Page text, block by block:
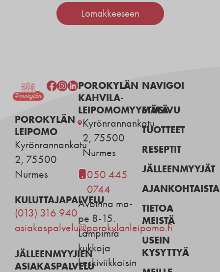
Lomakkeeseen
POROKYLÄN
LEIPOMO
Kyrönrannankatu
2, 75500
Nurmes
KULUTTAJAPALVELU
(013) 316 940
asiakaspalvelu@porokylanleipomo.fi
JÄLLEENMYYJIEN
ASIAKASPALVELU
POROKYLÄN
KAHVILA-
LEIPOMOMYYMÄLÄ
Kyrönrannankatu
2, 75500
Nurmes
050 445
0744
Avoinna ma-
pe 8-15.
Lämpimiä
kukkoja
keskiviikkoisin
NAVIGOI
ETUSIVU
TUOTTEET
RESEPTIT
JÄLLEENMYYJÄT
AJANKOHTAISTA
TIETOA
MEISTÄ
USEIN
KYSYTTYÄ